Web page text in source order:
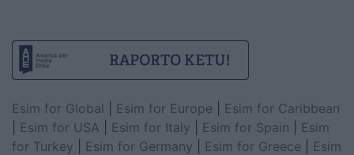
Esim for Global Esim for Europe
Esim for Caribbean
Esim for USA Esim for Italy Esim for Spain
Esim
for Turkey
Esim for Germany Esim for Greece
Esim